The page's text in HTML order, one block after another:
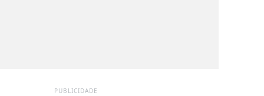
PUBLICIDADE